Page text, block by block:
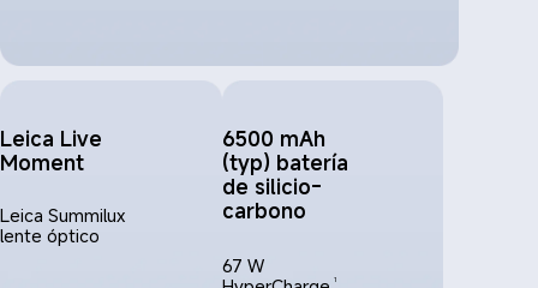
Leica Live
Moment
Leica Summilux
lente óptico
6500 mAh
(typ) batería
de silicio-
carbono
67 W
1